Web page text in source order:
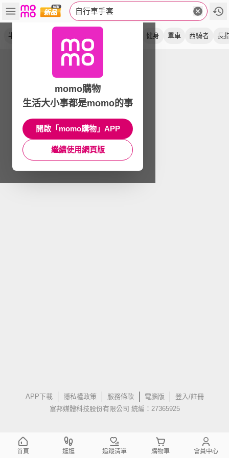
自行車手套
半指 健身 單車 西騎者 長
APP下載 隱私權政策 服務條款 電腦版
登入/註冊
富邦媒體科技股份有限公司 統編：27365925
momo購物
生活大小事都是momo的事
開啟「momo購物」APP
繼續使用網頁版
首頁 逛逛 追蹤清單 購物車 會員中心